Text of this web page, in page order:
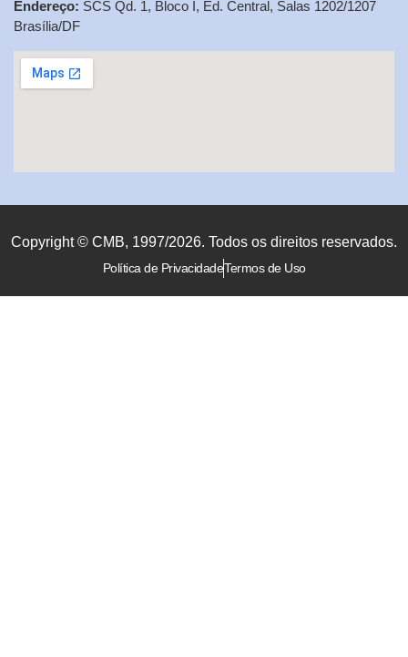
Endereço: SCS Qd. 1, Bloco I, Ed. Central, Salas 1202/1207
Brasília/DF
Copyright © CMB, 1997/2026. Todos os direitos reservados.
Política de PrivacidadeTermos de Uso